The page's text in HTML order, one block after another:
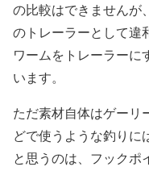
の比較はできませんが
のトレーラーとして違
ワームをトレーラーに
います。
ただ素材自体はゲーリ
どで使うような釣りに
と思うのは、フックポ